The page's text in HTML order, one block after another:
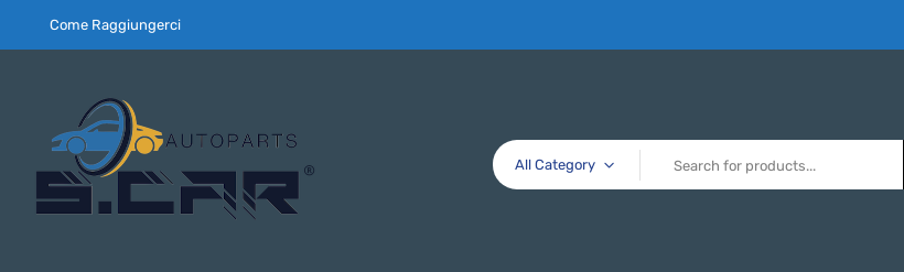
Come Raggiungerci
All Category